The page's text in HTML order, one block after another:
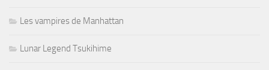
Les vampires de Manhattan
Lunar Legend Tsukihime